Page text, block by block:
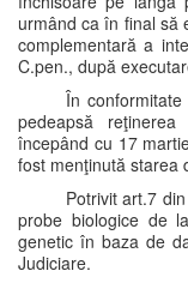
urmând ca în final să
complementară a
C.pen., după
În
pedeapsă
începând cu 17
fost menţinută starea
Potrivit art.7
probe biologice de
genetic în baza de
Judiciare.